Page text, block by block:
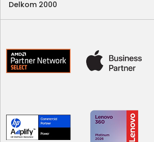
Delkom 2000